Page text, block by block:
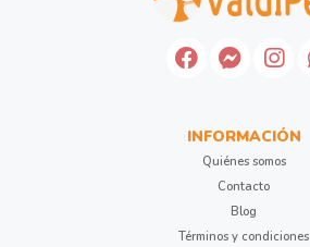
INFORMACIÓN
Quiénes somos
Contacto
Blog
Términos y condiciones